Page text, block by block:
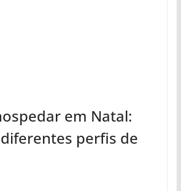
em Natal:
perfis de